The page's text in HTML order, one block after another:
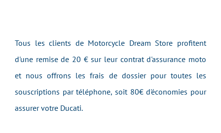
Tous les clients de Motorcycle Dream Store profitent
d'une remise de 20 € sur leur contrat d'assurance moto
et nous offrons les frais de dossier pour toutes les
souscriptions par téléphone, soit 80€ d'économies pour
assurer votre Ducati.